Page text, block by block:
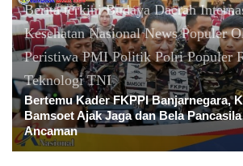
Berita terkini Budaya Daerah
Kesehatan Nasional News Populer
Peristiwa PMI Politik Polri Populer
Teknologi TNI
Bertemu Kader FKPPI Banjarnegara,
Bamsoet Ajak Jaga dan Bela
Ancaman